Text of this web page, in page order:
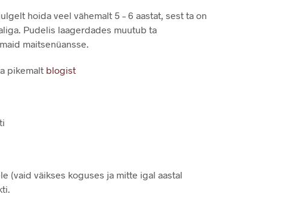
hoida veel vähemalt 5 – 6 aastat, sest ta on
Pudelis laagerdades muutub ta
maitsenüansse.
pikemalt blogist
(vaid väikses koguses ja mitte igal aastal